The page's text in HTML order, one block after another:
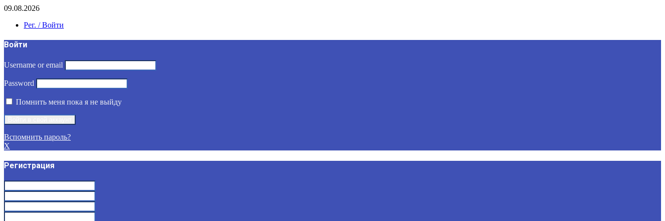
09.08.2026
Рег. / Войти
Войти
Username or email
Password
Помнить меня пока я не выйду
Вспомнить пароль?
X
Регистрация